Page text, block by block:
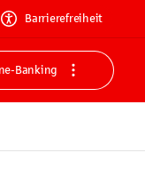
Barrierefreiheit
Banking